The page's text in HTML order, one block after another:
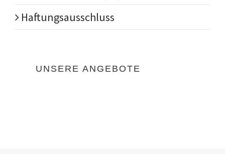
Haftungsausschluss
UNSERE ANGEBOTE